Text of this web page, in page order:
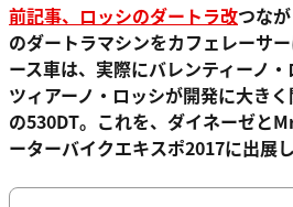
前記事、ロッシのダートラ改つな
のダートラマシンをカフェレーサ
ース車は、実際にバレンティーノ
ツィアーノ・ロッシが開発に大き
の530DT。これを、ダイネーゼと
ーターバイクエキスポ2017に出展し